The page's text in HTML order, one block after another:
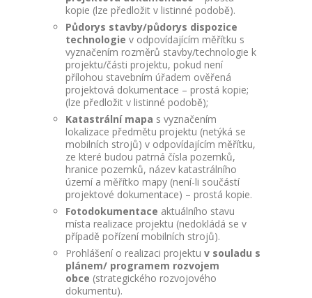
kopie (lze předložit v listinné podobě).
Půdorys stavby/půdorys dispozice
technologie v odpovídajícím měřítku s
vyznačením rozměrů stavby/technologie k
projektu/části projektu, pokud není
přílohou stavebním úřadem ověřená
projektová dokumentace – prostá kopie;
(lze předložit v listinné podobě);
Katastrální mapa s vyznačením
lokalizace předmětu projektu (netýká se
mobilních strojů) v odpovídajícím měřítku,
ze které budou patrná čísla pozemků,
hranice pozemků, název katastrálního
území a měřítko mapy (není-li součástí
projektové dokumentace) – prostá kopie.
Fotodokumentace aktuálního stavu
místa realizace projektu (nedokládá se v
případě pořízení mobilních strojů).
Prohlášení o realizaci projektu v souladu s
plánem/ programem rozvojem
obce (strategického rozvojového
dokumentu).